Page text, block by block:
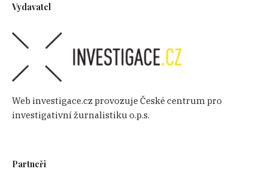
Vydavatel
Web investigace.cz provozuje České centrum pro
investigativní žurnalistiku o.p.s.
Partneři